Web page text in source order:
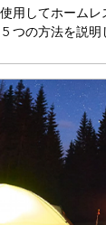
用してホーム
つの方法を説明